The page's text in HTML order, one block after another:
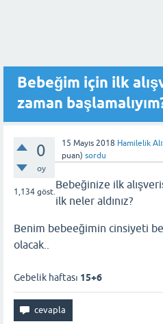
Bebeğim için ilk
zaman
0
oy
1,134 göst.
15 Mayıs 2018 Hamilelik
puan) sordu
Bebeğinize ilk
ilk neler aldınız?
Benim bebeeğimin cinsiyeti
olacak..
Gebelik haftası 15+6